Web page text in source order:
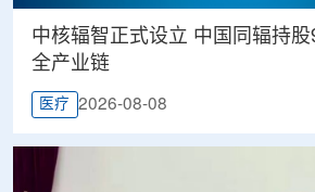
中核辐智正式设立 中国同辐持
全产业链
医疗 2026-08-08